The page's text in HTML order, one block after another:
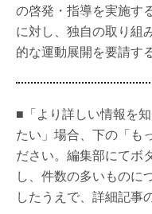
の啓発・指導を実施す
に対し、独自の取り組
的な運動展開を要請する
■「より詳しい情報を
たい」場合、下の「も
ださい。編集部にてボ
し、件数の多いものに
したうえで、詳細記事